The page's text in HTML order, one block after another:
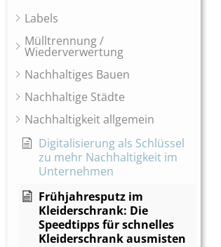
Labels
Mülltrennung /
Wiederverwertung
Nachhaltiges Bauen
Nachhaltige Städte
Nachhaltigkeit allgemein
Digitalisierung als Schlüssel
zu mehr Nachhaltigkeit im
Unternehmen
Frühjahresputz im
Kleiderschrank: Die
Speedtipps für schnelles
Kleiderschrank ausmisten